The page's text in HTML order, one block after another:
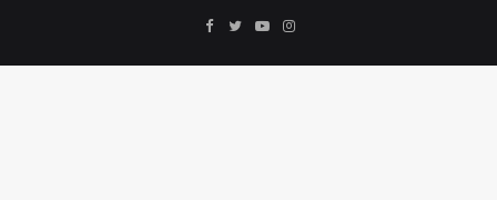
FacebookTwitterYouTubeInstagram